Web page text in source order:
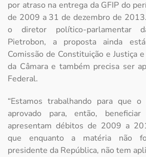
por atraso na entrega da GFIP do
de 2009 a 31 de dezembro de
o diretor político-parlamentar
Pietrobon, a proposta ainda
Comissão de Constituição e Justiça
da Câmara e também precisa ser
Federal.
“Estamos trabalhando para que
aprovado para, então,
apresentam débitos de 2009 a
que enquanto a matéria não
presidente da República, não tem